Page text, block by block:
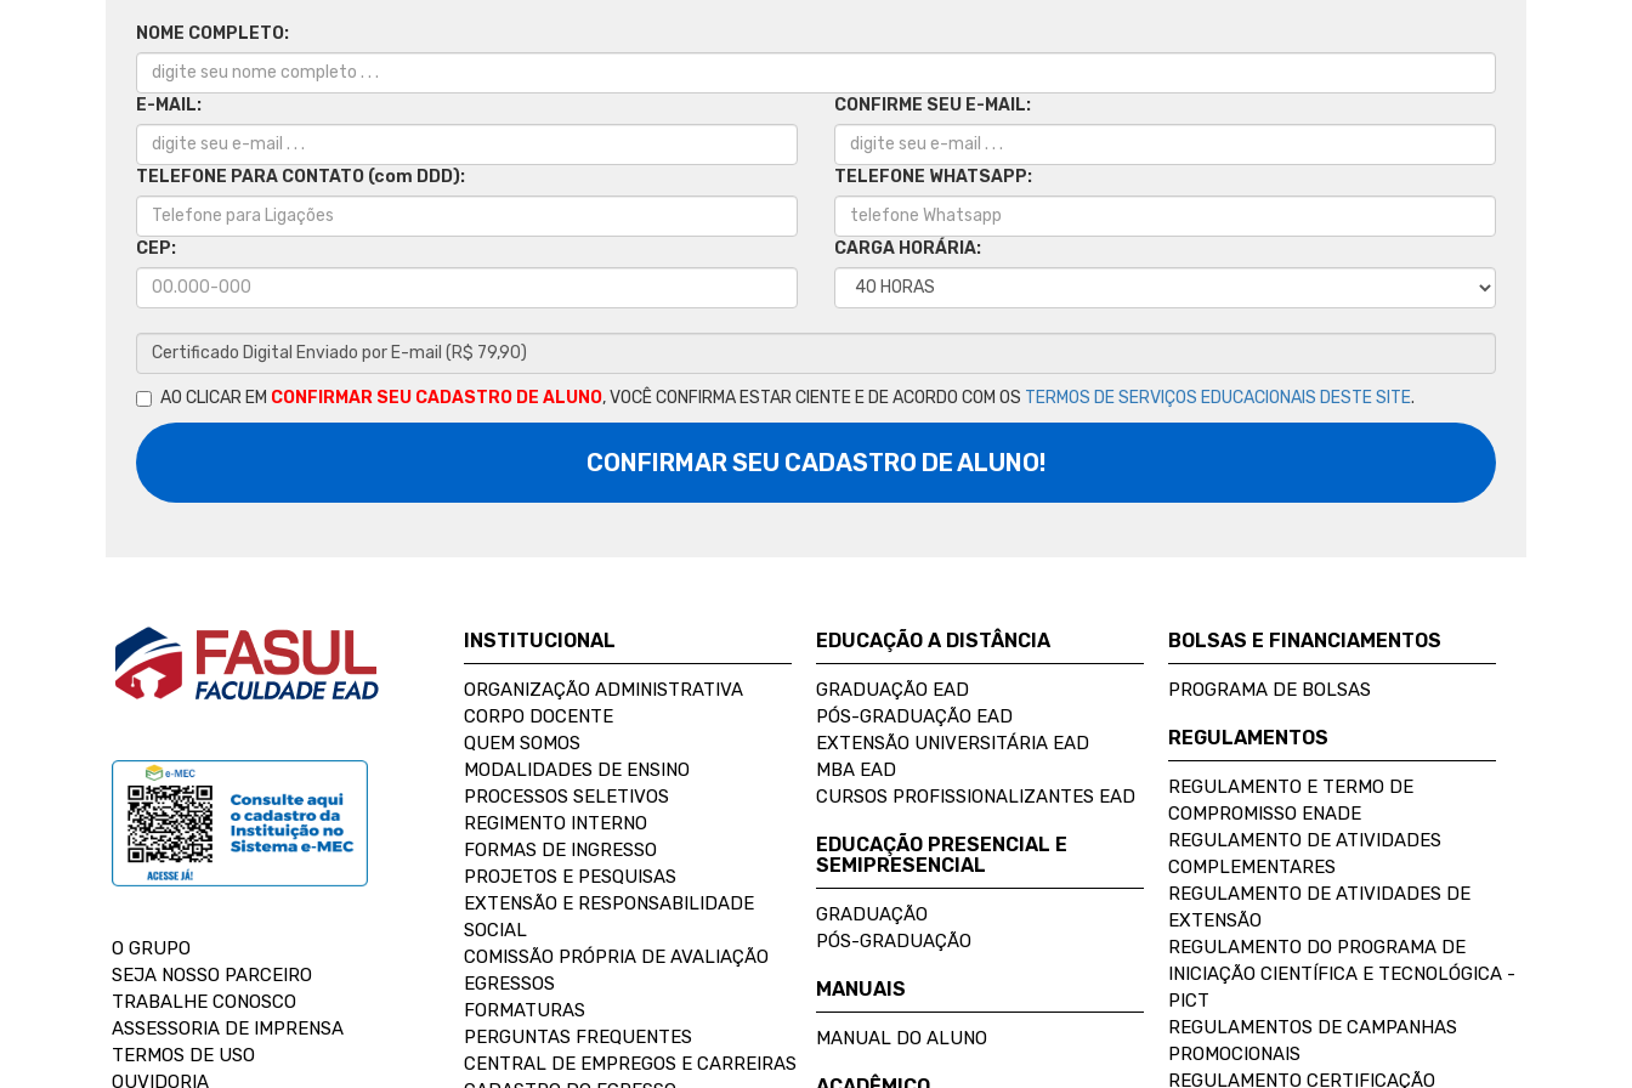
NOME COMPLETO:
E-MAIL: CONFIRME SEU E-MAIL:
TELEFONE PARA CONTATO (com DDD): TELEFONE WHATSAPP:
CEP: CARGA HORÁRIA:
AO CLICAR EM CONFIRMAR SEU CADASTRO DE ALUNO, VOCÊ CONFIRMA ESTAR CIENTE E DE ACORDO COM OS TERMOS DE SERVIÇOS EDUCACIONAIS DESTE SITE.
CONFIRMAR SEU CADASTRO DE ALUNO!
O GRUPO
SEJA NOSSO PARCEIRO
TRABALHE CONOSCO
ASSESSORIA DE IMPRENSA
TERMOS DE USO
OUVIDORIA
INSTITUCIONAL
ORGANIZAÇÃO ADMINISTRATIVA
CORPO DOCENTE
QUEM SOMOS
MODALIDADES DE ENSINO
PROCESSOS SELETIVOS
REGIMENTO INTERNO
FORMAS DE INGRESSO
PROJETOS E PESQUISAS
EXTENSÃO E RESPONSABILIDADE
SOCIAL
COMISSÃO PRÓPRIA DE AVALIAÇÃO
EGRESSOS
FORMATURAS
PERGUNTAS FREQUENTES
CENTRAL DE EMPREGOS E CARREIRAS
EDUCAÇÃO A DISTÂNCIA
GRADUAÇÃO EAD
PÓS-GRADUAÇÃO EAD
EXTENSÃO UNIVERSITÁRIA EAD
MBA EAD
CURSOS PROFISSIONALIZANTES EAD
EDUCAÇÃO PRESENCIAL E
SEMIPRESENCIAL
GRADUAÇÃO
PÓS-GRADUAÇÃO
MANUAIS
MANUAL DO ALUNO
BOLSAS E FINANCIAMENTOS
PROGRAMA DE BOLSAS
REGULAMENTOS
REGULAMENTO E TERMO DE
COMPROMISSO ENADE
REGULAMENTO DE ATIVIDADES
COMPLEMENTARES
REGULAMENTO DE ATIVIDADES DE
EXTENSÃO
REGULAMENTO DO PROGRAMA DE
INICIAÇÃO CIENTÍFICA E TECNOLÓGICA -
PICT
REGULAMENTOS DE CAMPANHAS
PROMOCIONAIS
REGULAMENTO CERTIFICAÇÃO